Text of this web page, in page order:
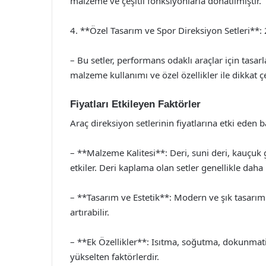
4. **Özel Tasarım ve Spor Direksiyon Setleri**:
– Bu setler, performans odaklı araçlar için
malzeme kullanımı ve özel özellikler ile dikkat
Fiyatları Etkileyen Faktörler
Araç direksiyon setlerinin fiyatlarına etki eden
– **Malzeme Kalitesi**: Deri, suni deri, kauçuk
etkiler. Deri kaplama olan setler genellikle daha
– **Tasarım ve Estetik**: Modern ve şık
artırabilir.
– **Ek Özellikler**: Isıtma, soğutma,
yükselten faktörlerdir.